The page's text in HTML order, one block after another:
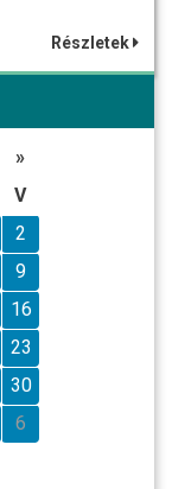
Részletek
»
V
2
9
16
23
30
6